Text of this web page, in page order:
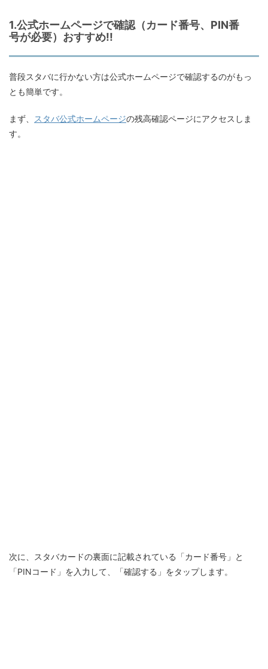
1.公式ホームページで確認（カード番号、PIN番
号が必要）おすすめ!!
普段スタバに行かない方は公式ホームページで確認するのがもっ
とも簡単です。
まず、 スタバ公式ホームページの残高確認ページにアクセスしま
す。
次に、スタバカードの裏面に記載されている「カード番号」と
「PINコード」を入力して、「確認する」をタップします。